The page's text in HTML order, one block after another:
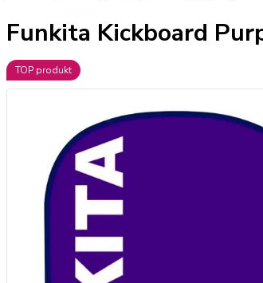
Funkita Kickboard
TOP produkt